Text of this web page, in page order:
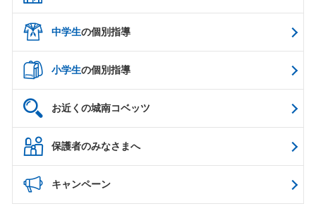
中学生の個別指導
小学生の個別指導
お近くの城南コベッツ
保護者のみなさまへ
キャンペーン